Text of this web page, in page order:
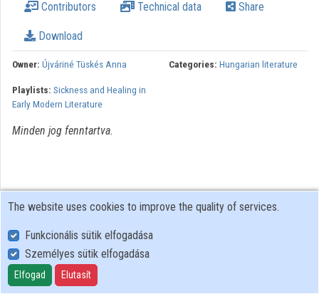
Organizations
Contributors
Contributors Technical data Share
Download
Owner: Újváriné Tüskés Anna Categories: Hungarian literature
Playlists: Sickness and Healing in
Early Modern Literature
Minden jog fenntartva.
User Policy
Adatkezelési tájékoztató (en)
Cookie Policy
The website uses cookies to improve the quality of services.
Funkcionális sütik elfogadása
Személyes sütik elfogadása
Elfogad Elutasít